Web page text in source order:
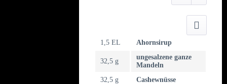
1,5 EL Ahornsirup
32,5 g
ungesalzene ganze
Mandeln
32,5 g
Cashewnüsse